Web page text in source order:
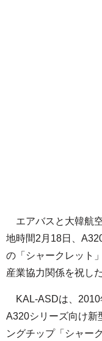
エアバスと大韓航
地時間2月18日、
の「シャークレット
産業協力関係を祝し
KAL-ASDは、2010
A320シリーズ向け新
ングチップ「シャー